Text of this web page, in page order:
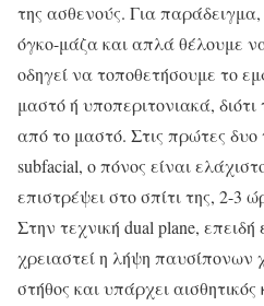
της ασθενούς. Για παράδειγμα,
όγκο-μάζα και απλά θέλουμε
οδηγεί να τοποθετήσουμε το
μαστό ή υποπεριτονιακά,
από το μαστό. Στις πρώτες δυο
subfacial, ο πόνος είναι
επιστρέψει στο σπίτι της, 2-3
Στην τεχνική dual plane,
χρειαστεί η λήψη
στήθος και υπάρχει